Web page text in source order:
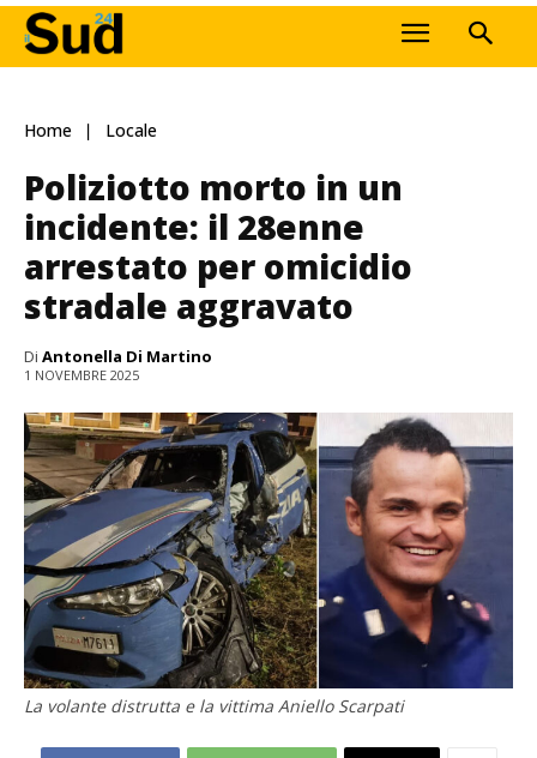
Home Locale
Poliziotto morto in un
incidente: il 28enne
arrestato per omicidio
stradale aggravato
Di Antonella Di Martino
1 NOVEMBRE 2025
La volante distrutta e la vittima Aniello Scarpati